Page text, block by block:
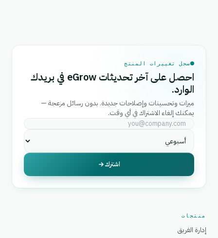
سجل تغييرات المنتج
احصل على آخر تحديثات eGrow في بريدك
الوارد.
ميزات وتحسينات وإصلاحات جديدة. بدون رسائل مزعجة —
يمكنك إلغاء الاشتراك في أي وقت.
اشترك
منتجات
إدارة الفريق